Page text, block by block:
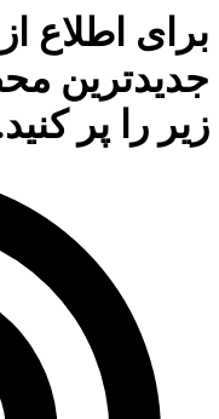
برای اطلاع
جدیدترین
زیر را پر